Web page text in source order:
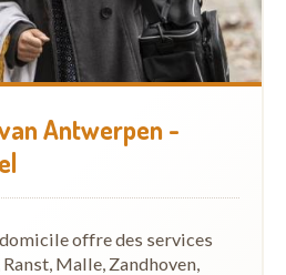
Antwerpen -
offre des services
Malle, Zandhoven,